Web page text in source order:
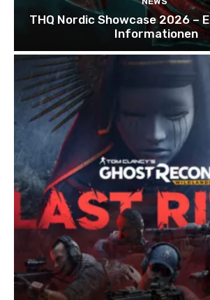
THQ Nordic Showcase 2026 –
Informationen